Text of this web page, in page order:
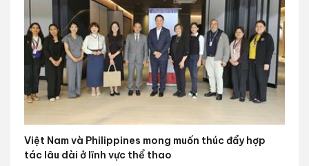
Việt Nam và Philippines mong muốn thúc đẩy hợp
tác lâu dài ở lĩnh vực thể thao